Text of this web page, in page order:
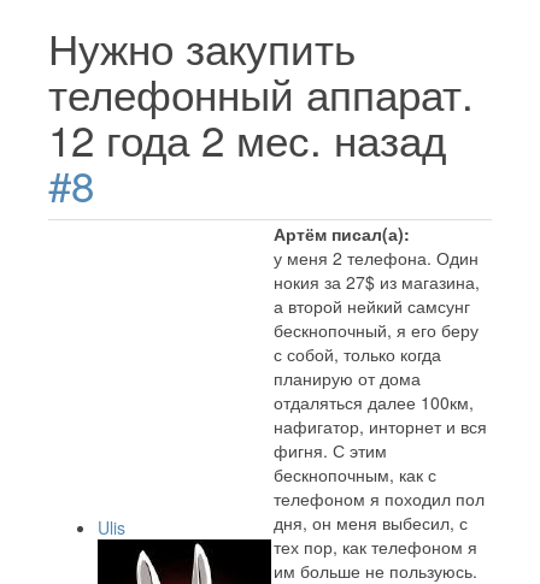
Нужно закупить
телефонный аппарат.
12 года 2 мес. назад
#8
Ulis
Артём писал(а):
у меня 2 телефона. Один
нокия за 27$ из магазина,
а второй нейкий самсунг
бескнопочный, я его беру
с собой, только когда
планирую от дома
отдаляться далее 100км,
нафигатор, инторнет и вся
фигня. С этим
бескнопочным, как с
телефоном я походил пол
дня, он меня выбесил, с
тех пор, как телефоном я
им больше не пользуюсь.